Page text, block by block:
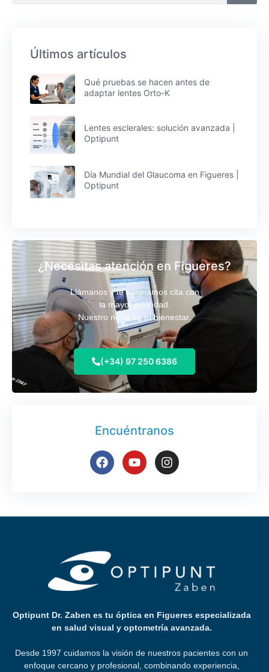
Últimos artículos
Qué pruebas se hacen antes de
adaptar lentes Orto-K
Lentes esclerales: solución avanzada |
Optipunt
Día Mundial del Glaucoma en Figueres |
Optipunt
¿Necesitas atención en Figueres?
Llámanos y te asignamos cita con
la mayor prioridad.
Nuestro norte es tu bienestar.
(+34) 97 250 6386
Encuéntranos
Optipunt Dr. Zaben es tu óptica en Figueres especializada
en salud visual y optometría avanzada.
Desde 1997 cuidamos la visión de nuestros pacientes con un
enfoque cercano y profesional, combinando experiencia,